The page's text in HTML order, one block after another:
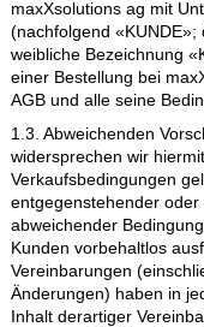
1.2. Diese
«AGB») und die
Verträge, Lieferungen
maxXsolutions ag mit
(nachfolgend
weibliche
einer Bestellung bei
AGB und alle seine
1.3. Abweichenden
widersprechen wir
Verkaufsbedingungen
entgegenstehender